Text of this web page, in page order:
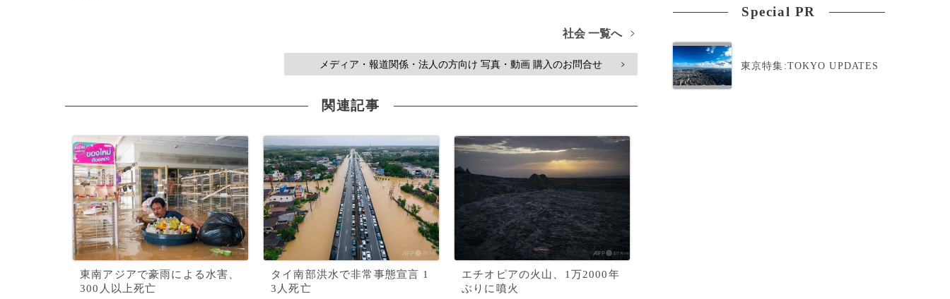
社会 一覧へ >
メディア・報道関係・法人の方向け 写真・動画 購入のお問合せ >
関連記事
東南アジアで豪雨による水害、
300人以上死亡
タイ南部洪水で非常事態宣言 1
3人死亡
エチオピアの火山、1万2000年
ぶりに噴火
Special PR
東京特集:TOKYO UPDATES